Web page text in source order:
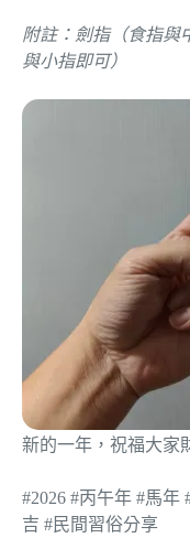
附註：劍指（食指與
與小指即可）
新的一年，祝福大家
#2026 #丙午年 #馬年
吉 #民間習俗分享